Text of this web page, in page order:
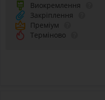
Виокремлення
Закріплення
Преміум
Терміново